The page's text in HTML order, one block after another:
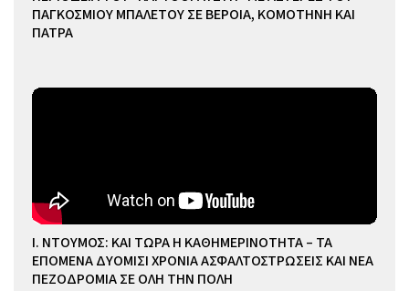
ΠΑΓΚΟΣΜΙΟΥ ΜΠΑΛΕΤΟΥ ΣΕ ΒΕΡΟΙΑ, ΚΟΜΟΤΗΝΗ ΚΑΙ
ΠΑΤΡΑ
Ι. ΝΤΟΥΜΟΣ: ΚΑΙ ΤΩΡΑ Η ΚΑΘΗΜΕΡΙΝΟΤΗΤΑ – ΤΑ
ΕΠΟΜΕΝΑ ΔΥΟΜΙΣΙ ΧΡΟΝΙΑ ΑΣΦΑΛΤΟΣΤΡΩΣΕΙΣ ΚΑΙ ΝΕΑ
ΠΕΖΟΔΡΟΜΙΑ ΣΕ ΟΛΗ ΤΗΝ ΠΟΛΗ